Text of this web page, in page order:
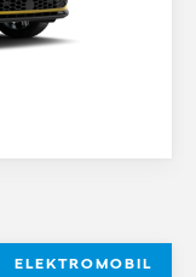
ELEKTROMOBIL